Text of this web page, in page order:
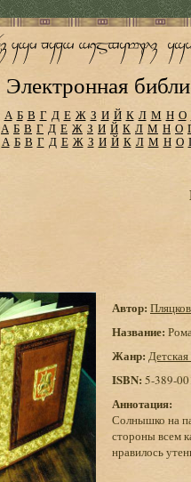
Электронная
А Б В Г Д Е Ж З И Й К Л М Н О
А Б В Г Д Е Ж З И Й К Л М Н О
А Б В Г Д Е Ж З И Й К Л М Н О
Автор:
Название:
Жанр:
ISBN: 5-389-
Аннотация:
Солнышко на
стороны всем
нравилось